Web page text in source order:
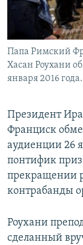
Папа Римский
Хасан Роухани
января 2016 года.
Президент
Франциск
аудиенции 26
понтифик
прекращении
контрабанды
Роухани
сделанный